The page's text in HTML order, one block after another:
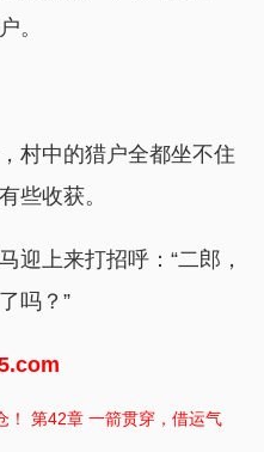
。
村中的猎户全都坐不住
些收获。
迎上来打招呼：“二郎，
吗？”
！ 第42章 一箭贯穿，借运气